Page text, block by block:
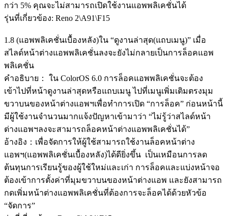
กว่า 5% คุณจะไม่สามารถเปิดใช้งานแอพพลิเคชั่นได้
รุ่นที่เกี่ยวข้อง: Reno 2\A91\F15
1.8 (แอพพลิเคชั่นเบื้องหลัง)ใน “ดูงานล่าสุด(แถบเมนู)” เมื่อ
สไลด์หน้าต่างแอพพลิเคชั่นลงจะยังไม่กลายเป็นการล็อคแอพ
พลิเคชั่น
คำอธิบาย： ใน ColorOS 6.0 การล็อคแอพพลิเคชั่นจะต้อง
เข้าไปที่หน้าดูงานล่าสุดหรือแถบเมนู ไปที่เมนูเพิ่มเติมตรงมุม
ขวาบนของหน้าต่างแอพฯเพื่อทำการเปิด “การล็อค” ก่อนหน้านี้
มีผู้ใช้งานจำนวนมากแจ้งปัญหาเข้ามาว่า “ไม่รู้ว่าสไลด์หน้า
ต่างแอพฯลงจะสามารถล็อคหน้าต่างแอพพลิเคชั่นได้”
อ้างอิง：เพื่อจัดการให้ผู้ใช้สามารถใช้งานล็อคหน้าต่าง
แอพฯ(แอพพลิเคชั่นเบื้องหลัง)ได้ดียิ่งขึ้น เป็นเหมือนการลด
ต้นทุนการเรียนรู้ของผู้ใช้ใหม่และเก่า การล็อคและแบ่งหน้าจอ
ต้องเข้าการตั้งค่าที่มุมขวาบนของหน้าต่างแอพ และยังสามารถ
กดเพิ่มหน้าต่างแอพพลิเคชั่นที่ต้องการจะล็อคได้ด้วยหัวข้อ
“จัดการ”